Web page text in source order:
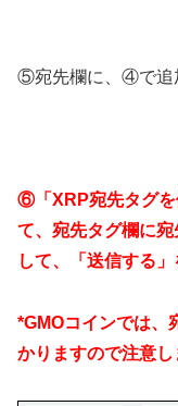
⑤宛先欄に、④で追
⑥「XRP宛先タグを
て、宛先タグ欄に
して、「送信する」
*GMOコインでは、
かりますので注意し